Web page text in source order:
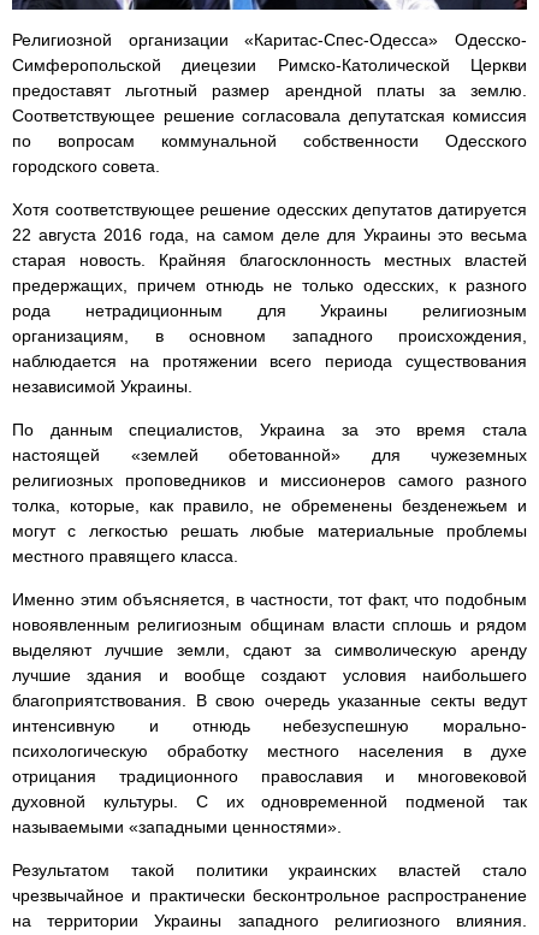
Религиозной организации «Каритас-Спес-Одесса» Одесско-
Симферопольской диецезии Римско-Католической Церкви
предоставят льготный размер арендной платы за землю.
Соответствующее решение согласовала депутатская комиссия
по вопросам коммунальной собственности Одесского
городского совета.
Хотя соответствующее решение одесских депутатов датируется
22 августа 2016 года, на самом деле для Украины это весьма
старая новость. Крайняя благосклонность местных властей
предержащих, причем отнюдь не только одесских, к разного
рода нетрадиционным для Украины религиозным
организациям, в основном западного происхождения,
наблюдается на протяжении всего периода существования
независимой Украины.
По данным специалистов, Украина за это время стала
настоящей «землей обетованной» для чужеземных
религиозных проповедников и миссионеров самого разного
толка, которые, как правило, не обременены безденежьем и
могут с легкостью решать любые материальные проблемы
местного правящего класса.
Именно этим объясняется, в частности, тот факт, что подобным
новоявленным религиозным общинам власти сплошь и рядом
выделяют лучшие земли, сдают за символическую аренду
лучшие здания и вообще создают условия наибольшего
благоприятствования. В свою очередь указанные секты ведут
интенсивную и отнюдь небезуспешную морально-
психологическую обработку местного населения в духе
отрицания традиционного православия и многовековой
духовной культуры. С их одновременной подменой так
называемыми «западными ценностями».
Результатом такой политики украинских властей стало
чрезвычайное и практически бесконтрольное распространение
на территории Украины западного религиозного влияния.